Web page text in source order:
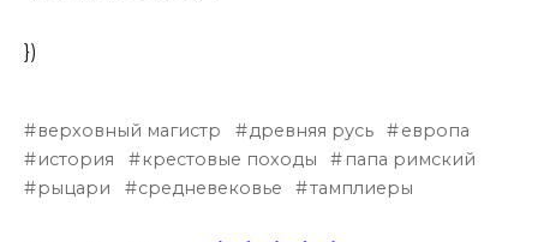
})
верховный магистр древняя русь
европа
история
крестовые походы
папа римский
рыцари
средневековье тамплиеры